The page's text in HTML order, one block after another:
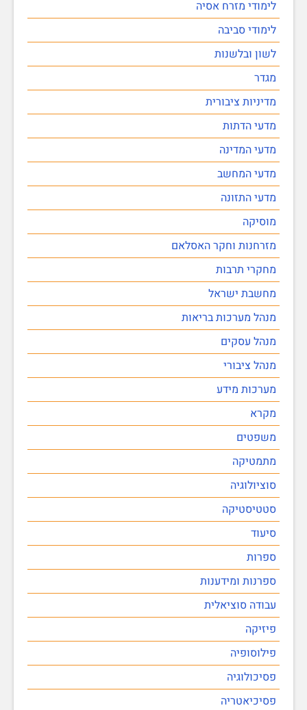
לימודי מזרח אסיה
לימודי סביבה
לשון ובלשנות
מגדר
מדיניות ציבורית
מדעי הדתות
מדעי המדינה
מדעי המחשב
מדעי התזונה
מוסיקה
מזרחנות וחקר האסלאם
מחקרי תרבות
מחשבת ישראל
מנהל מערכות בריאות
מנהל עסקים
מנהל ציבורי
מערכות מידע
מקרא
משפטים
מתמטיקה
סוציולוגיה
סטטיסטיקה
סיעוד
ספרות
ספרנות ומידענות
עבודה סוציאלית
פיזיקה
פילוסופיה
פסיכולוגיה
פסיכיאטריה